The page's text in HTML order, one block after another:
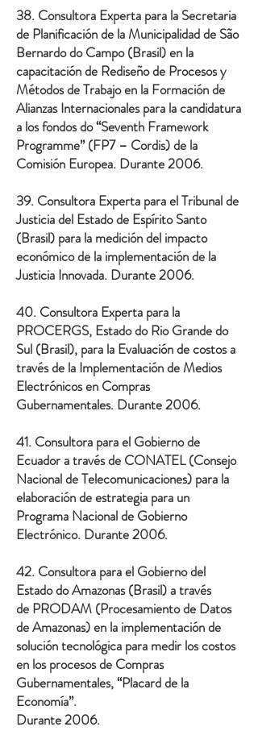
38. Consultora Experta para la Secretaria
de Planificación de la Municipalidad de São
Bernardo do Campo (Brasil) en la
capacitación de Rediseño de Procesos y
Métodos de Trabajo en la Formación de
Alianzas Internacionales para la candidatura
a los fondos do “Seventh Framework
Programme” (FP7 – Cordis) de la
Comisión Europea. Durante 2006.
39. Consultora Experta para el Tribunal de
Justicia del Estado de Espírito Santo
(Brasil) para la medición del impacto
económico de la implementación de la
Justicia Innovada. Durante 2006.
40. Consultora Experta para la
PROCERGS, Estado do Rio Grande do
Sul (Brasil), para la Evaluación de costos a
través de la Implementación de Medios
Electrónicos en Compras
Gubernamentales. Durante 2006.
41. Consultora para el Gobierno de
Ecuador a través de CONATEL (Consejo
Nacional de Telecomunicaciones) para la
elaboración de estrategia para un
Programa Nacional de Gobierno
Electrónico. Durante 2006.
42. Consultora para el Gobierno del
Estado do Amazonas (Brasil) a través
de PRODAM (Procesamiento de Datos
de Amazonas) en la implementación de
solución tecnológica para medir los costos
en los procesos de Compras
Gubernamentales, “Placard de la
Economía”.
Durante 2006.